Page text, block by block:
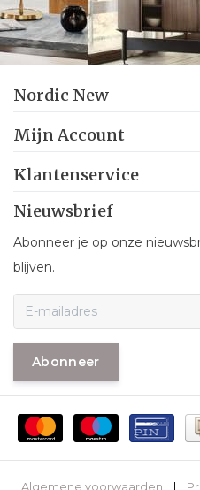
Nordic New
Mijn Account
Klantenservice
Nieuwsbrief
Abonneer je op onze
blijven.
Abonneer
Algemene voorwaarden